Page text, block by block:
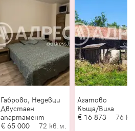
Габрово, Недевци
Двустаен
апартамент
65 000
72 кв.м.
Агатово
Къща/Вила
16 873
76